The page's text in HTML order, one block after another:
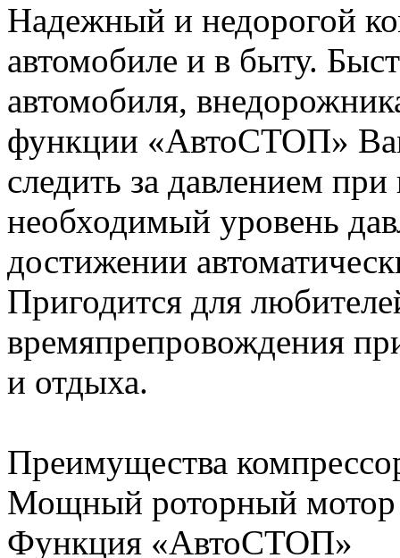
Надежный и недорогой
автомобиле и в быту.
автомобиля,
функции «АвтоСТОП»
следить за давлением
необходимый уровень
достижении
Пригодится для
времяпрепровождения
и отдыха.
Преимущества
Мощный роторный мотор
Функция «АвтоСТОП»